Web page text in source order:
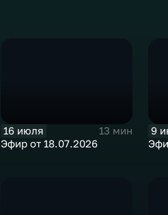
16 июля
13 мин
Эфир от 18.07.2026
9